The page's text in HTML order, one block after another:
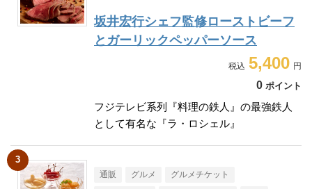
坂井宏行シェフ監修ローストビーフ
とガーリックペッパーソース
5,400
0 ポイント
フジテレビ系列『料理の鉄人』の最強鉄人
として有名な『ラ・ロシェル』
通販 グルメ グルメチケット